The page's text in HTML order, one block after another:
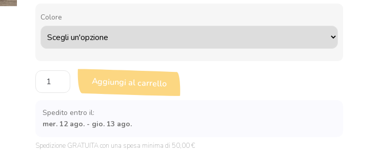
Colore
Pochette
personalizzata
verso
Lourdes"
Aggiungi al carrello
Spedito entro il:
mer. 12 ago. - gio. 13 ago.
Spedizione GRATUITA con una spesa minima di 50,00 €